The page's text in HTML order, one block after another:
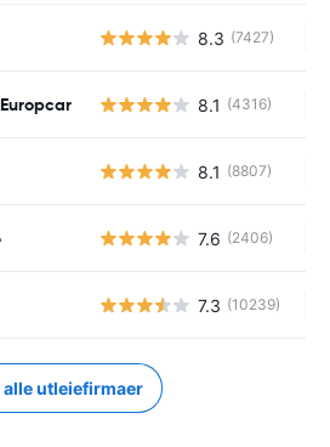
8.3 (7427)
8.1 (4316)
8.1 (8807)
7.6 (2406)
7.3 (10239)
alle utleiefirmaer